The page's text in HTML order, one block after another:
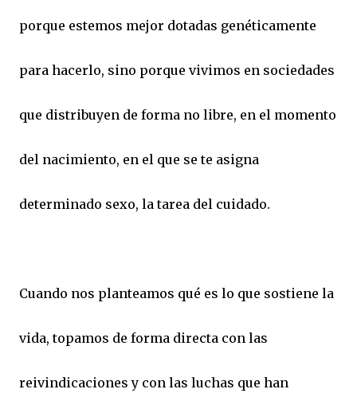
porque estemos mejor dotadas genéticamente
para hacerlo, sino porque vivimos en sociedades
que distribuyen de forma no libre, en el momento
del nacimiento, en el que se te asigna
determinado sexo, la tarea del cuidado.
Cuando nos planteamos qué es lo que sostiene la
vida, topamos de forma directa con las
reivindicaciones y con las luchas que han